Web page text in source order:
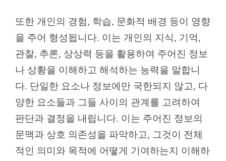
또한 개인의 경험, 학습, 문화적 배경 등이 영향
을 주어 형성됩니다. 이는 개인의 지식, 기억,
관찰, 추론, 상상력 등을 활용하여 주어진 정보
나 상황을 이해하고 해석하는 능력을 말합니
다. 단일한 요소나 정보에만 국한되지 않고, 다
양한 요소들과 그들 사이의 관계를 고려하여
판단과 결정을 내립니다. 이는 주어진 정보의
문맥과 상호 의존성을 파악하고, 그것이 전체
적인 의미와 목적에 어떻게 기여하는지 이해하